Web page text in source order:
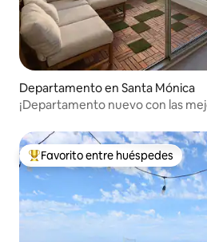
Departamento en Santa Mónica
¡Departamento nuevo con las
Favorito entre los huéspedes
Favorito entre huéspedes